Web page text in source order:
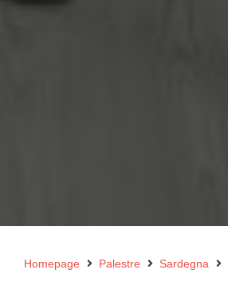
Homepage Palestre Sardegna